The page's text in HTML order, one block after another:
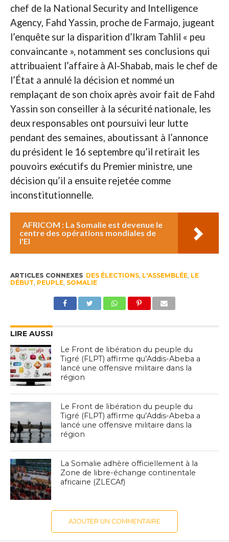
chef de la National Security and Intelligence
Agency, Fahd Yassin, proche de Farmajo, jugeant
l’enquête sur la disparition d’Ikram Tahlil « peu
convaincante », notamment ses conclusions qui
attribuaient l’affaire à Al-Shabab, mais le chef de
l’État a annulé la décision et nommé un
remplaçant de son choix après avoir fait de Fahd
Yassin son conseiller à la sécurité nationale, les
deux responsables ont poursuivi leur lutte
pendant des semaines, aboutissant à l’annonce
du président le 16 septembre qu’il retirait les
pouvoirs exécutifs du Premier ministre, une
décision qu’il a ensuite rejetée comme
inconstitutionnelle.
AFRICOM : La Somalie est devenue le
centre des opérations mondiales de
l'EI
ARTICLES CONNEXES DES ÉLECTIONS, L'ASSEMBLÉE, LE
DÉBUT PEUPLE, SOMALIE
LIRE AUSSI
Le Front de libération du peuple du
Tigré (FLPT) affirme qu’Addis-Abeba a
lancé une offensive militaire dans la
région
Le Front de libération du peuple du
Tigré (FLPT) affirme qu’Addis-Abeba a
lancé une offensive militaire dans la
région
La Somalie adhère officiellement à la
Zone de libre-échange continentale
africaine (ZLECAf)
AJOUTER UN COMMENTAIRE